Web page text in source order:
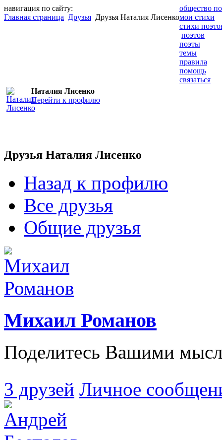
навигация по сайту:
Главная страница Друзья Друзья Наталия Лисенко
общество
мои стихи
стихи
поэтов
поэты
темы
правила
помощь
связаться
Наталия Лисенко
Перейти к профилю
Друзья Наталия Лисенко
Назад к профилю
Все друзья
Общие друзья
Михаил Романов
Поделитесь Вашими
3 друзей Личное